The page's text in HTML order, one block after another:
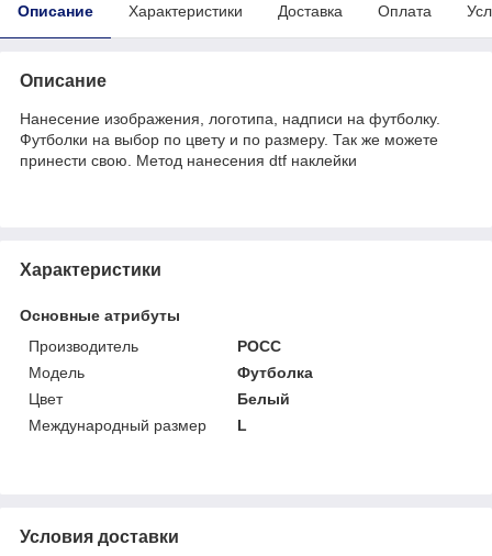
Описание Характеристики Доставка Оплата
Описание
Нанесение изображения, логотипа, надписи на футболку.
Футболки на выбор по цвету и по размеру. Так же можете
принести свою. Метод нанесения dtf наклейки
Характеристики
Основные атрибуты
Производитель
РОСС
Мoдель
Футболка
Цвет
Белый
Международный размер
L
Условия доставки